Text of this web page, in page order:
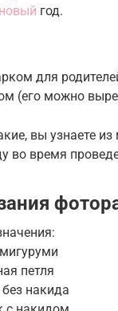
год.
для
(его можно
вы узнаете
во время
петля
накида